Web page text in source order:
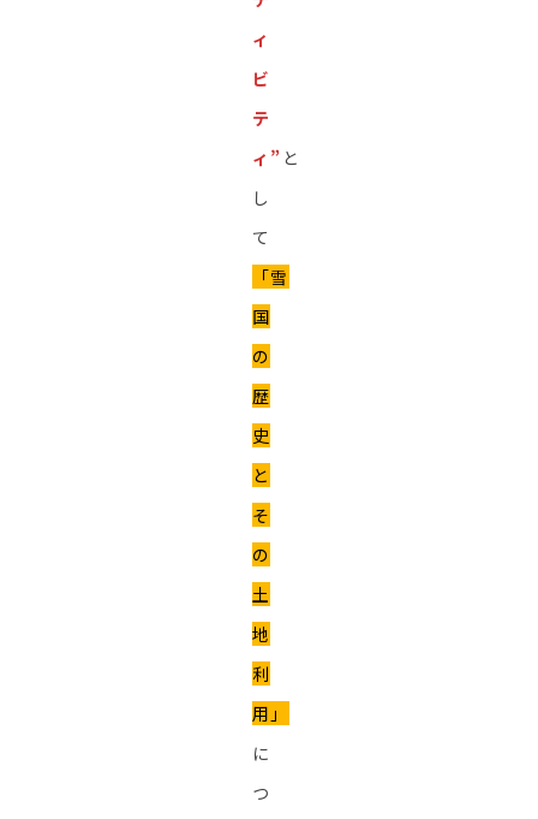
ィ
ビ
テ
ィ” と
し
て
「雪
国
の
歴
史
と
そ
の
土
地
利
用」
に
つ